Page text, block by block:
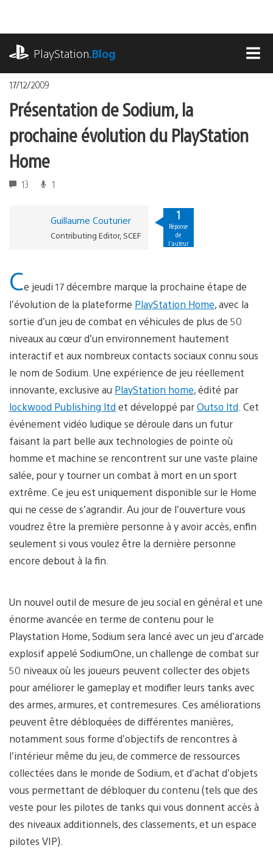
contenu
PlayStation.Blog
17/12/2009
Présentation de Sodium, la
prochaine évolution du PlayStation
Home
13 1
Guillaume Couturier
Contributing Editor, SCEF
1
Réponse
de
l'auteur
Ce jeudi 17 décembre marque la prochaine étape de
l’évolution de la plateforme PlayStation Home, avec la
sortie d’un jeu de combat en véhicules de plus de 50
niveaux au cœur d’un environnement hautement
interactif et aux nombreux contacts sociaux connu sous
le nom de Sodium. Une expérience de jeu réellement
innovante, exclusive au PlayStation home, édité par
lockwood Publishing ltd et développé parOutso ltd . Cet
événement vidéo ludique se déroule dans un futur
faisant la part belle aux technologies de pointe où
homme et machine se rencontrent sur une vaste plaine
salée, pour y tourner un combat à mort en un sport
extrême. Ce jeu est uniquement disponible sur le Home
qui ne cesse de s’agrandir. Au jour de l’ouverture vous
voudrez être la première personne à y avoir accès, enfin
seulement si vous voulez être la dernière personne
encore debout à la fin.
Un nouvel outil de mesure de jeu social en général et une
énorme avancée en terme de contenu pour le
Playstation Home, Sodium sera lancé avec un jeu d’arcade
explosif appelé SodiumOne, un challenge de combat sur
50 niveaux où les joueurs peuvent collecter des objets
pour améliorer le gameplay et modifier leurs tanks avec
des armes, armures, et contremesures. Ces améliorations
peuvent être débloquées de différentes manières,
notamment sous forme d’objectifs de rencontres à
l’intérieur même du jeu, de commerce de ressources
collectées dans le monde de Sodium, et d’achat d’objets
vous permettant de débloquer du contenu (tels que des
veste pour les pilotes de tanks qui vous donnent accès à
des niveaux additionnels, des classements, et un espace
pilotes VIP).